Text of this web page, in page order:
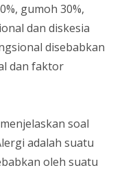
gumoh 30%,
dan diskesia
disebabkan
dan faktor
soal
adalah suatu
oleh suatu